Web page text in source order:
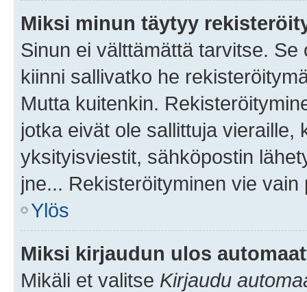
Miksi minun täytyy
Sinun ei välttämättä tarvitse.
kiinni sallivatko he
Mutta kuitenkin.
jotka eivät ole sallittuja vieraille,
yksityisviestit, sähköpostin
jne... Rekisteröityminen vie
Ylös
Miksi kirjaudun ulos
Mikäli et valitse Kirjaudu